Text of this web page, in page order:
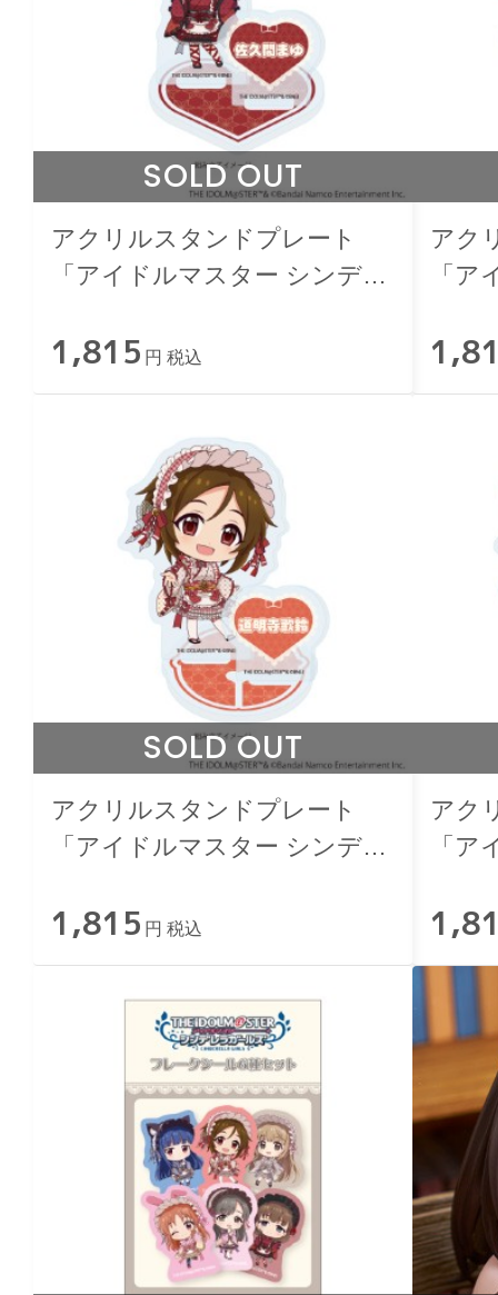
SOLD OUT
アクリルスタンドプレート
「アイドルマスター シンデレ
可憐ver.
1,815 円 税込
アク
「
憐ver.
SOLD OUT
アクリルスタンドプレート
「アイドルマスター シンデレ
可憐ver.
1,815 円 税込
アク
「
憐ver.